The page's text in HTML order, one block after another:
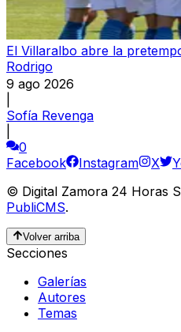
El Villaralbo abre la
Rodrigo
9 ago 2026
Sofía Revenga
0
Facebook
Instagram X
© Digital Zamora 24 Horas
PubliCMS.
Volver arriba
Secciones
Galerías
Autores
Temas